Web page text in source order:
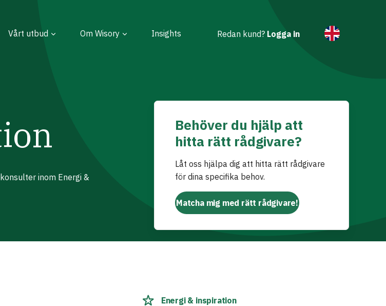
Vårt utbud Om Wisory Insights Redan kund? Logga in
inom Energi &
Behöver du hjälp att
hitta rätt rådgivare?
Låt oss hjälpa dig att hitta rätt rådgivare
för dina specifika behov.
Matcha mig med rätt rådgivare!
Energi & inspiration